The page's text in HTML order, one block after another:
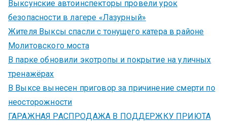
Выксунские автоинспекторы провели урок
безопасности в лагере «Лазурный»
Жителя Выксы спасли с тонущего катера в районе
Молитовского моста
В парке обновили экотропы и покрытие на уличных
тренажёрах
В Выксе вынесен приговор за причинение смерти по
неосторожности
ГАРАЖНАЯ РАСПРОДАЖА В ПОДДЕРЖКУ ПРИЮТА